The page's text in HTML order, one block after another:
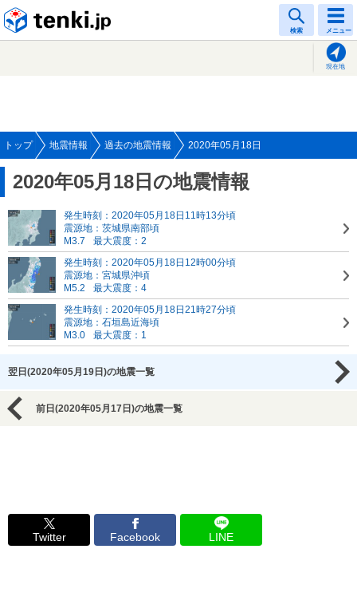
検索 メニュー
現在地
トップ 地震情報 過去の地震情報 2020年05月18日
2020年05月18日の地震情報
発生時刻：2020年05月18日11時13分頃
震源地：茨城県南部頃
M3.7
最大震度：2
発生時刻：2020年05月18日12時00分頃
震源地：宮城県沖頃
M5.2
最大震度：4
発生時刻：2020年05月18日21時27分頃
震源地：石垣島近海頃
M3.0
最大震度：1
翌日(2020年05月19日)の地震一覧
前日(2020年05月17日)の地震一覧
Twitter Facebook LINE